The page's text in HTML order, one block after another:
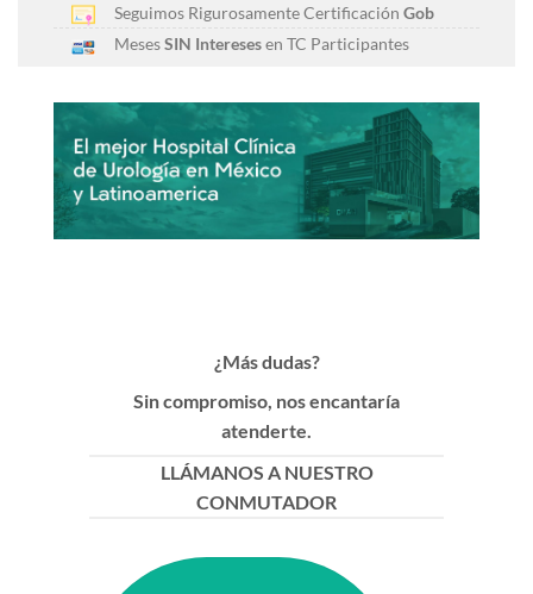
Seguimos Rigurosamente Certificación Gob
MesesSIN Interesesen TC Participantes
¿Más dudas?
Sin compromiso, nos encantaría
atenderte.
LLÁMANOS A NUESTRO
CONMUTADOR